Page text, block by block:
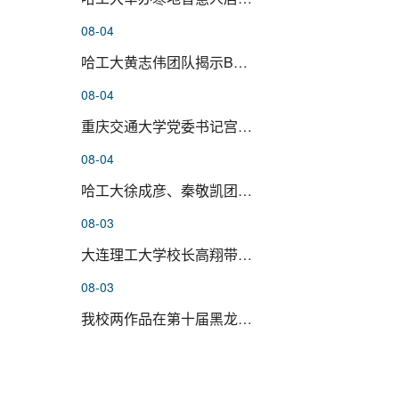
08-04
哈工大黄志伟团队揭示BTNL3–BTNL...
08-04
重庆交通大学党委书记宫辉一行来...
08-04
哈工大徐成彦、秦敬凯团队在神经...
08-03
大连理工大学校长高翔带队来校调...
08-03
我校两作品在第十届黑龙江省科学...